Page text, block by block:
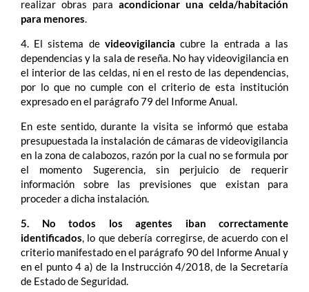
realizar obras para acondicionar una celda/habitación
para menores.
4. El sistema de videovigilancia cubre la entrada a las
dependencias y la sala de reseña. No hay videovigilancia en
el interior de las celdas, ni en el resto de las dependencias,
por lo que no cumple con el criterio de esta institución
expresado en el parágrafo 79 del Informe Anual.
En este sentido, durante la visita se informó que estaba
presupuestada la instalación de cámaras de videovigilancia
en la zona de calabozos, razón por la cual no se formula por
el momento Sugerencia, sin perjuicio de requerir
información sobre las previsiones que existan para
proceder a dicha instalación.
5. No todos los agentes iban correctamente
identificados, lo que debería corregirse, de acuerdo con el
criterio manifestado en el parágrafo 90 del Informe Anual y
en el punto 4 a) de la Instrucción 4/2018, de la Secretaría
de Estado de Seguridad.